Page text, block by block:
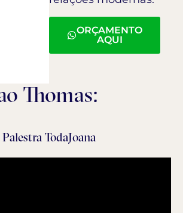
ORÇAMENTO
AQUI
Thomas:
Palestra TodaJoana